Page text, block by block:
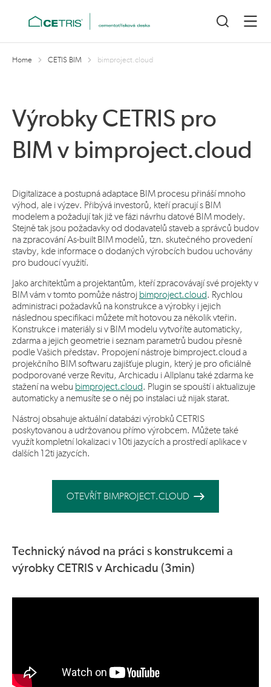
Nacházíte se zde: Masarykova univerzita Lidé se mohou těšit na
Home CETIS BIM bimproject.cloud
Výrobky CETRIS pro
BIM v bimproject.cloud
Digitalizace a postupná adaptace BIM procesu přináší mnoho
výhod, ale i výzev. Přibývá investorů, kteří pracují s BIM
modelem a požadují tak již ve fázi návrhu datové BIM modely.
Stejně tak jsou požadavky od dodavatelů staveb a správců budov
na zpracování As-built BIM modelů, tzn. skutečného provedení
stavby, kde informace o dodaných výrobcích budou uchovány
pro budoucí využití.
Jako architektům a projektantům, kteří zpracovávají své projekty v
BIM vám v tomto pomůže nástroj bimproject.cloud. Rychlou
administraci požadavků na konstrukce a výrobky i jejich
následnou specifikaci můžete mít hotovou za několik vteřin.
Konstrukce i materiály si v BIM modelu vytvoříte automaticky,
zdarma a jejich geometrie i seznam parametrů budou přesně
podle Vašich představ. Propojení nástroje bimproject.cloud a
projekčního BIM softwaru zajišťuje plugin, který je pro oficiálně
podporované verze Revitu, Archicadu i Allplanu také zdarma ke
stažení na webu bimproject.cloud. Plugin se spouští i aktualizuje
automaticky a nemusíte se o něj po instalaci už nijak starat.
Nástroj obsahuje aktuální databázi výrobků CETRIS
poskytovanou a udržovanou přímo výrobcem. Můžete také
využít kompletní lokalizaci v 10ti jazycích a prostředí aplikace v
dalších 12ti jazycích.
OTEVŘÍT BIMPROJECT.CLOUD
Technický návod na práci s konstrukcemi a
výrobky CETRIS v Archicadu (3min)